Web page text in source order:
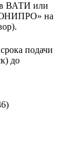
ВАТИ или
на
подачи
до